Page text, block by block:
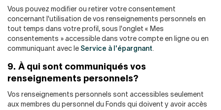
Vous pouvez modifier ou retirer votre consentement
concernant l'utilisation de vos renseignements personnels en
tout temps dans votre profil, sous l'onglet « Mes
consentements » accessible dans votre compte en ligne ou en
communiquant avec le Service à l'épargnant.
9. À qui sont communiqués vos
renseignements personnels?
Vos renseignements personnels sont accessibles seulement
aux membres du personnel du Fonds qui doivent y avoir accès